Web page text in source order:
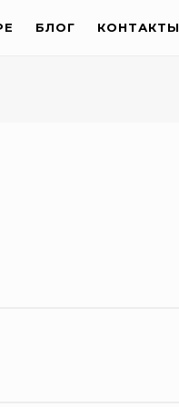
БЛОГ КОНТАКТЫ